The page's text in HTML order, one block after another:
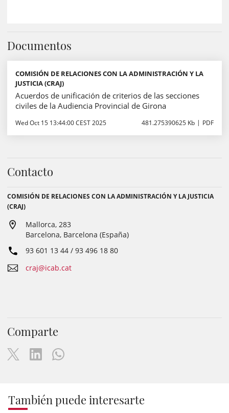
Documentos
COMISIÓN DE RELACIONES CON LA ADMINISTRACIÓN Y LA
JUSTICIA (CRAJ)
Acuerdos de unificación de criterios de las secciones
civiles de la Audiencia Provincial de Girona
Wed Oct 15 13:44:00 CEST 2025 481.275390625 Kb PDF
Contacto
COMISIÓN DE RELACIONES CON LA ADMINISTRACIÓN Y LA JUSTICIA
(CRAJ)
Mallorca, 283
Barcelona, Barcelona (España)
93 601 13 44 / 93 496 18 80
craj@icab.cat
Comparte
También puede interesarte